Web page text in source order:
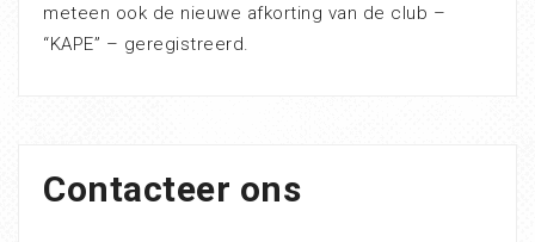
meteen ook de nieuwe afkorting van de club –
“KAPE” – geregistreerd.
Contacteer ons